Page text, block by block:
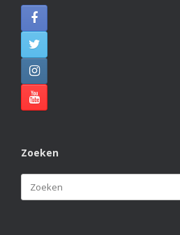
Zoeken
Zoeken
naar: